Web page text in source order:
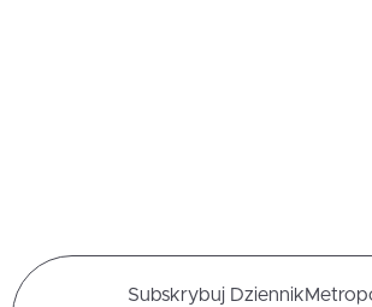
Subskrybuj